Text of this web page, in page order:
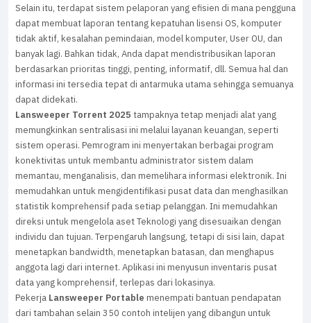
Selain itu, terdapat sistem pelaporan yang efisien di mana pengguna
dapat membuat laporan tentang kepatuhan lisensi OS, komputer
tidak aktif, kesalahan pemindaian, model komputer, User OU, dan
banyak lagi. Bahkan tidak, Anda dapat mendistribusikan laporan
berdasarkan prioritas tinggi, penting, informatif, dll. Semua hal dan
informasi ini tersedia tepat di antarmuka utama sehingga semuanya
dapat didekati.
Lansweeper Torrent 2025 tampaknya tetap menjadi alat yang
memungkinkan sentralisasi ini melalui layanan keuangan, seperti
sistem operasi. Pemrogram ini menyertakan berbagai program
konektivitas untuk membantu administrator sistem dalam
memantau, menganalisis, dan memelihara informasi elektronik. Ini
memudahkan untuk mengidentifikasi pusat data dan menghasilkan
statistik komprehensif pada setiap pelanggan. Ini memudahkan
direksi untuk mengelola aset Teknologi yang disesuaikan dengan
individu dan tujuan. Terpengaruh langsung, tetapi di sisi lain, dapat
menetapkan bandwidth, menetapkan batasan, dan menghapus
anggota lagi dari internet. Aplikasi ini menyusun inventaris pusat
data yang komprehensif, terlepas dari lokasinya.
Pekerja Lansweeper Portable menempati bantuan pendapatan
dari tambahan selain 350 contoh intelijen yang dibangun untuk